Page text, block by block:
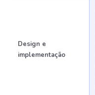
Design e
implementação